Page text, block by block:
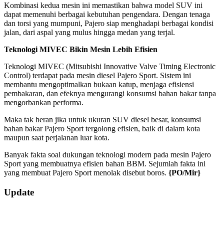
Kombinasi kedua mesin ini memastikan bahwa model SUV ini
dapat memenuhi berbagai kebutuhan pengendara. Dengan tenaga
dan torsi yang mumpuni, Pajero siap menghadapi berbagai kondisi
jalan, dari aspal yang mulus hingga medan yang terjal.
Teknologi MIVEC Bikin Mesin Lebih Efisien
Teknologi MIVEC (Mitsubishi Innovative Valve Timing Electronic
Control) terdapat pada mesin diesel Pajero Sport. Sistem ini
membantu mengoptimalkan bukaan katup, menjaga efisiensi
pembakaran, dan efeknya mengurangi konsumsi bahan bakar tanpa
mengorbankan performa.
Maka tak heran jika untuk ukuran SUV diesel besar, konsumsi
bahan bakar Pajero Sport tergolong efisien, baik di dalam kota
maupun saat perjalanan luar kota.
Banyak fakta soal dukungan teknologi modern pada mesin Pajero
Sport yang membuatnya efisien bahan BBM. Sejumlah fakta ini
yang membuat Pajero Sport menolak disebut boros. {PO/Mir}
2026-
05-
Update